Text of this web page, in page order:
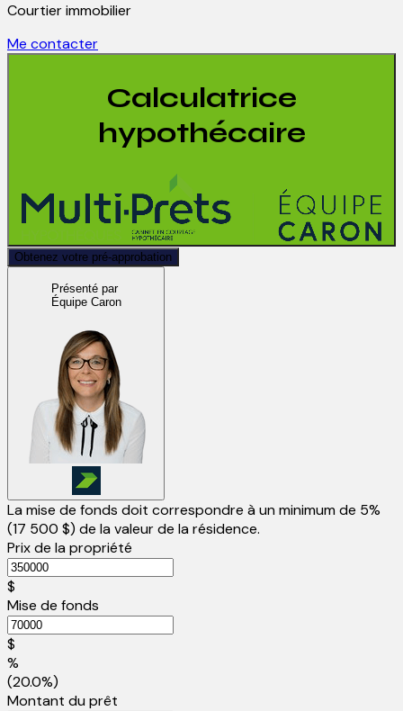
Courtier immobilier
Me contacter
Calculatrice
hypothécaire
Obtenez votre pré-approbation
Présenté par
Équipe Caron
La mise de fonds doit correspondre à un minimum de 5%
(17 500 $) de la valeur de la résidence.
Prix de la propriété
$
Mise de fonds
$
%
(20.0%)
Montant du prêt